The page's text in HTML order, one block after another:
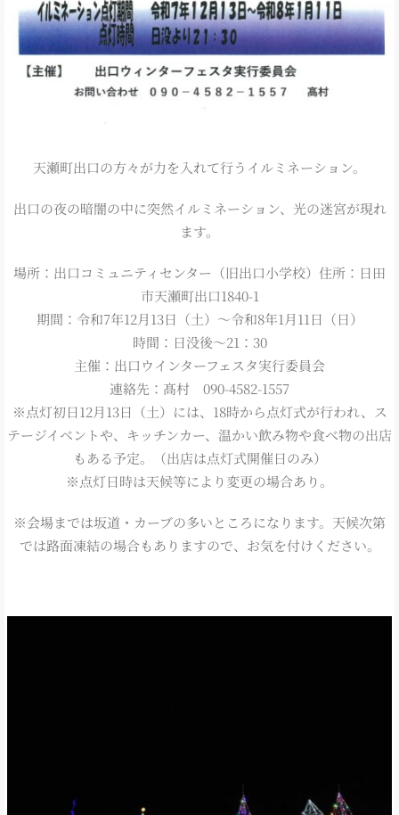
天瀬町出口の方々が力を入れて行うイルミネーション。
出口の夜の暗闇の中に突然イルミネーション、光の迷宮が現れ
ます。
場所：出口コミュニティセンター（旧出口小学校）住所：日田
市天瀬町出口1840-1
期間：令和7年12月13日（土）～令和8年1月11日（日）
時間：日没後～21：30
主催：出口ウインターフェスタ実行委員会
連絡先：髙村 090-4582-1557
※点灯初日12月13日（土）には、18時から点灯式が行われ、ス
テージイベントや、キッチンカー、温かい飲み物や食べ物の出店
もある予定。（出店は点灯式開催日のみ）
※点灯日時は天候等により変更の場合あり。
※会場までは坂道・カーブの多いところになります。天候次第
では路面凍結の場合もありますので、お気を付けください。